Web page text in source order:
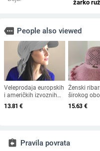
žarko
more People also viewed
Veleprodaja europskih
i američkih izvoznih
ljetnih bejzbolskih
kapa s vezicom na
13.81 €
Ženski
širokog
za sunce,
za sunce,
15.63 €
assignment_return Pravila povrata